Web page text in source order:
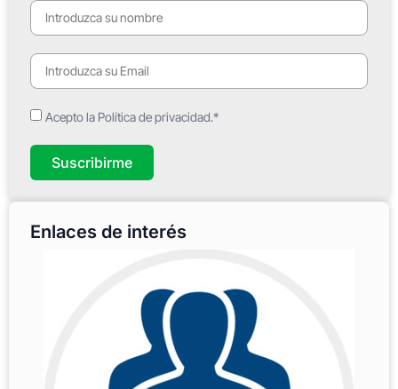
Acepto la Política de privacidad.*
Suscribirme
Enlaces de interés